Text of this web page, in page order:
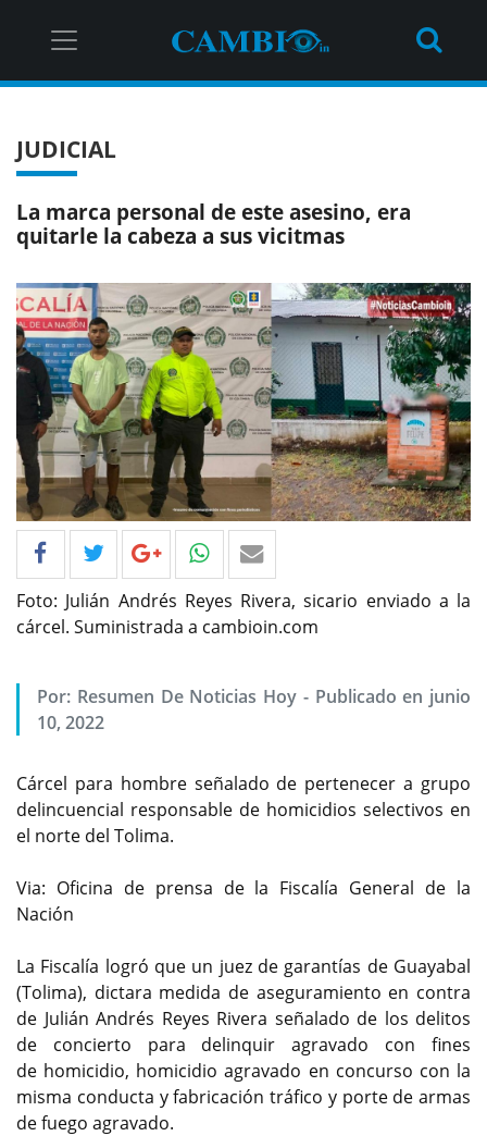
JUDICIAL
La marca personal de este asesino, era
quitarle la cabeza a sus vicitmas
Foto: Julián Andrés Reyes Rivera, sicario enviado a la
cárcel. Suministrada a cambioin.com
Por: Resumen De Noticias Hoy - Publicado en junio
10, 2022
Cárcel para hombre señalado de pertenecer a grupo
delincuencial responsable de homicidios selectivos en
el norte del Tolima.
Via: Oficina de prensa de la Fiscalía General de la
Nación
La Fiscalía logró que un juez de garantías de Guayabal
(Tolima), dictara medida de aseguramiento en contra
de Julián Andrés Reyes Rivera señalado de los delitos
de concierto para delinquir agravado con fines
de homicidio, homicidio agravado en concurso con la
misma conducta y fabricación tráfico y porte de armas
de fuego agravado.